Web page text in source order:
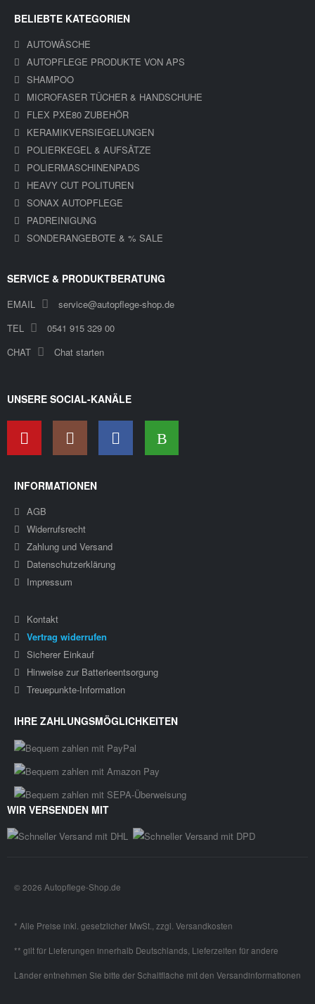
BELIEBTE KATEGORIEN
AUTOWÄSCHE
AUTOPFLEGE PRODUKTE VON APS
SHAMPOO
MICROFASER TÜCHER & HANDSCHUHE
FLEX PXE80 ZUBEHÖR
KERAMIKVERSIEGELUNGEN
POLIERKEGEL & AUFSÄTZE
POLIERMASCHINENPADS
HEAVY CUT POLITUREN
SONAX AUTOPFLEGE
PADREINIGUNG
SONDERANGEBOTE & % SALE
SERVICE & PRODUKTBERATUNG
EMAIL
service@autopflege-shop.de
TEL
0541 915 329 00
CHAT
Chat starten
UNSERE SOCIAL-KANÄLE
INFORMATIONEN
AGB
Widerrufsrecht
Zahlung und Versand
Datenschutzerklärung
Impressum
Kontakt
Vertrag widerrufen
Sicherer Einkauf
Hinweise zur Batterieentsorgung
Treuepunkte-Information
IHRE ZAHLUNGSMÖGLICHKEITEN
WIR VERSENDEN MIT
* Alle Preise inkl. gesetzlicher MwSt., zzgl. Versandkosten
** gilt für Lieferungen innerhalb Deutschlands, Lieferzeiten für andere
Länder entnehmen Sie bitte der Schaltfläche mit den Versandinformationen
© 2026 Autopflege-Shop.de